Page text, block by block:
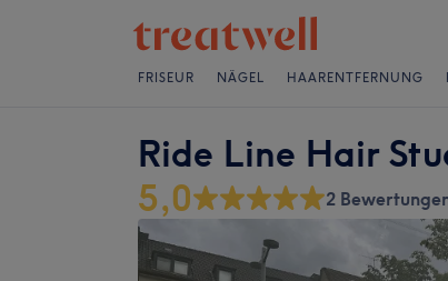
FRISEUR NÄGEL HAARENTFERNUNG
Ride Line Hair
5,0 2